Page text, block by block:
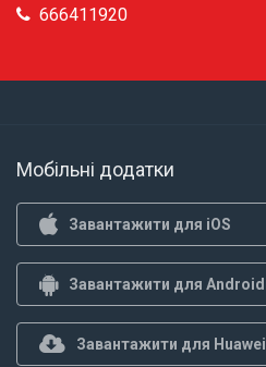
666411920
Мобільні додатки
Завантажити для iOS
Завантажити для Android
Завантажити для Huawei